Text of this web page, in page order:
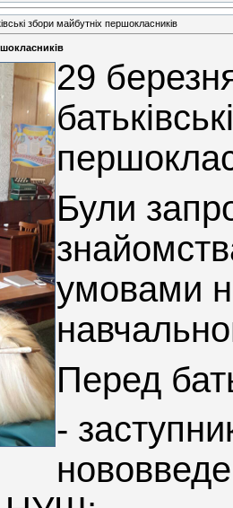
збори майбутніх першокласників
29
Були
умовами
Перед
-